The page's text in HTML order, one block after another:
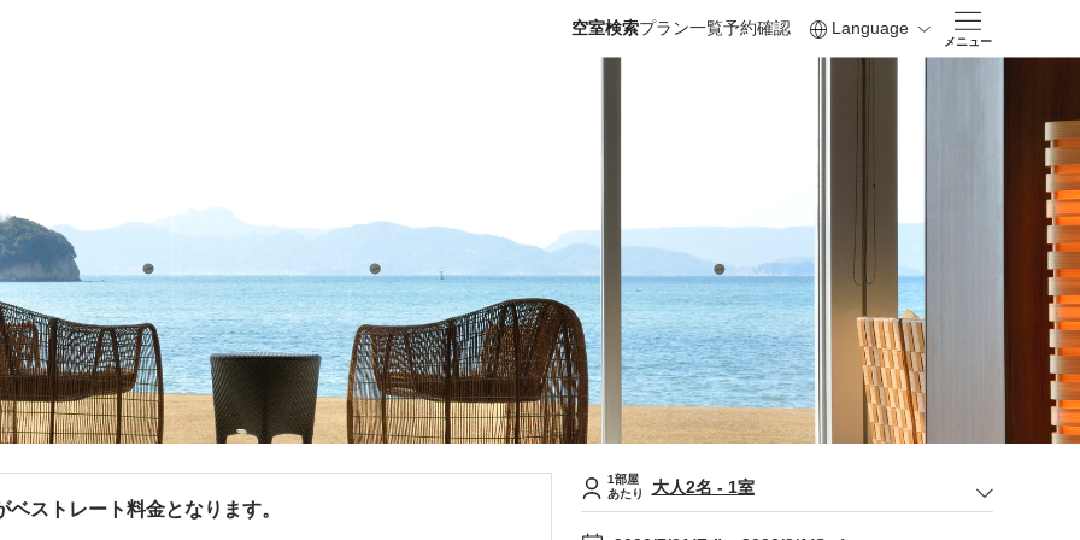
空室検索プラン一覧予約確認 Language
メニュー
ストレート料金となります。
1部屋
あたり
大人2名 - 1室